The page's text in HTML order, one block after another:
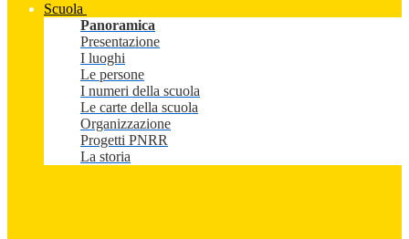
Scuola
Panoramica
Presentazione
I luoghi
Le persone
I numeri della scuola
Le carte della scuola
Organizzazione
Progetti PNRR
La storia